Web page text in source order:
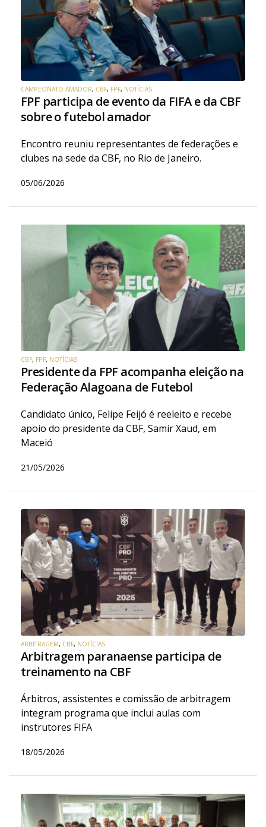
CAMPEONATO AMADOR, CBF, FPF, NOTÍCIAS
FPF participa de evento da FIFA e da CBF
sobre o futebol amador
Encontro reuniu representantes de federações e
clubes na sede da CBF, no Rio de Janeiro.
05/06/2026
CBF, FPF, NOTÍCIAS
Presidente da FPF acompanha eleição na
Federação Alagoana de Futebol
Candidato único, Felipe Feijó é reeleito e recebe
apoio do presidente da CBF, Samir Xaud, em
Maceió
21/05/2026
ARBITRAGEM, CBF, NOTÍCIAS
Arbitragem paranaense participa de
treinamento na CBF
Árbitros, assistentes e comissão de arbitragem
integram programa que inclui aulas com
instrutores FIFA
18/05/2026